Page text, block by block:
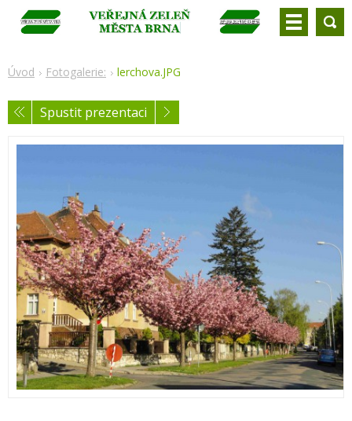
Úvod Fotogalerie: lerchova.JPG
Spustit prezentaci